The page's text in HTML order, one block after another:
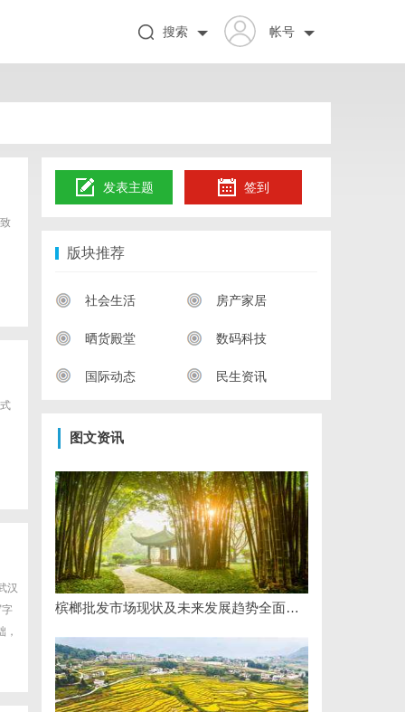
帐号
搜索
汉
，
发表主题 签到
版块推荐
社会生活 房产家居
晒货殿堂 数码科技
国际动态 民生资讯
图文资讯
槟榔批发市场现状及未来发展趋势全面解析